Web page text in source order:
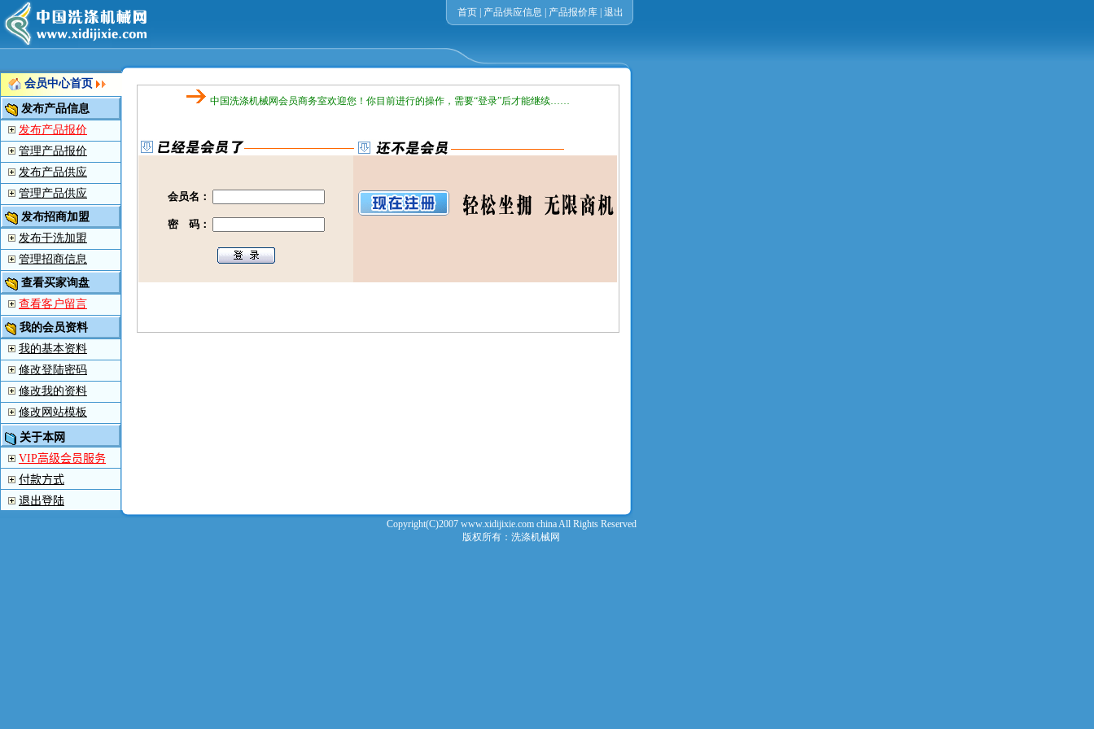
首页 产品供应信息 产品报价库 退出
会员中心首页
发布产品信息
发布产品报价
管理产品报价
发布产品供应
管理产品供应
发布招商加盟
发布干洗加盟
管理招商信息
查看买家询盘
查看客户留言
我的会员资料
我的基本资料
修改登陆密码
修改我的资料
修改网站模板
关于本网
VIP高级会员服务
付款方式
退出登陆
中国洗涤机械网会员商务室欢迎您！你目前进行的操作，需要“登录”后才能继续……
会员名：
密 码：
Copyright(C)2007 www.xidijixie.comchina All Rights Reserved
版权所有：洗涤机械网